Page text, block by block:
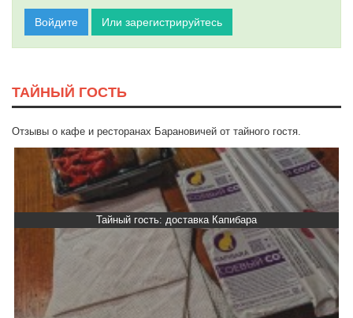
Войдите Или зарегистрируйтесь
ТАЙНЫЙ ГОСТЬ
Отзывы о кафе и ресторанах Барановичей от тайного гостя.
Тайный гость: доставка Капибара